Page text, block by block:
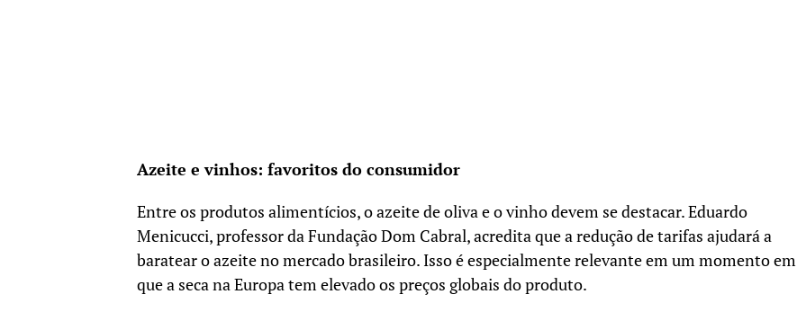
Azeite e vinhos: favoritos do consumidor
Entre os produtos alimentícios, o azeite de oliva e o vinho devem se destacar. Eduardo
Menicucci, professor da Fundação Dom Cabral, acredita que a redução de tarifas ajudará a
baratear o azeite no mercado brasileiro. Isso é especialmente relevante em um momento em
que a seca na Europa tem elevado os preços globais do produto.